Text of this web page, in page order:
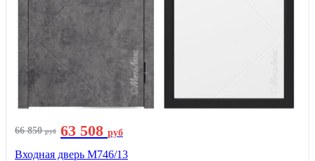
66 850руб 63 508 руб
Входная дверь М746/13